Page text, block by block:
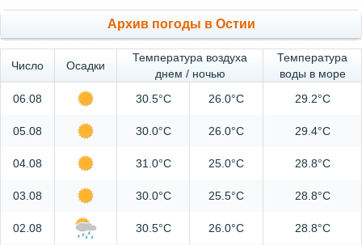
Архив погоды в Остии
Число Осадки
Температура воздуха
днем / ночью
Температура
воды в море
06.08
30.5°C 26.0°C 29.2°C
05.08 30.0°C 26.0°C 29.4°C
04.08 31.0°C 25.0°C 28.8°C
03.08 30.0°C 25.5°C 28.8°C
02.08 30.5°C 26.0°C 28.8°C